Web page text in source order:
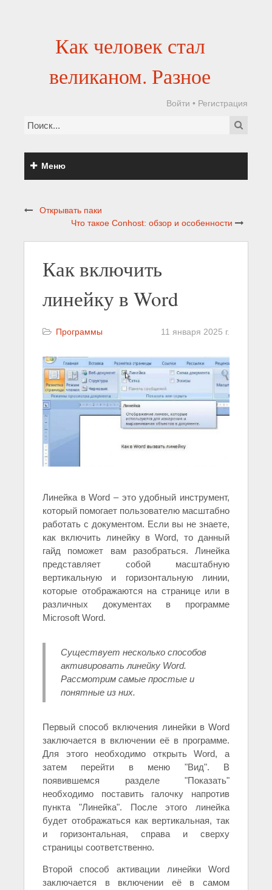
Как человек стал
великаном. Разное
Войти • Регистрация
Меню
Открывать паки
Что такое Conhost: обзор и особенности
Как включить
линейку в Word
Программы 11 января 2025 г.
Линейка в Word – это удобный инструмент,
который помогает пользователю масштабно
работать с документом. Если вы не знаете,
как включить линейку в Word, то данный
гайд поможет вам разобраться. Линейка
представляет собой масштабную
вертикальную и горизонтальную линии,
которые отображаются на странице или в
различных документах в программе
Microsoft Word.
Существует несколько способов
активировать линейку Word.
Рассмотрим самые простые и
понятные из них.
Первый способ включения линейки в Word
заключается в включении её в программе.
Для этого необходимо открыть Word, а
затем перейти в меню "Вид". В
появившемся разделе "Показать"
необходимо поставить галочку напротив
пункта "Линейка". После этого линейка
будет отображаться как вертикальная, так
и горизонтальная, справа и сверху
страницы соответственно.
Второй способ активации линейки Word
заключается в включении её в самом